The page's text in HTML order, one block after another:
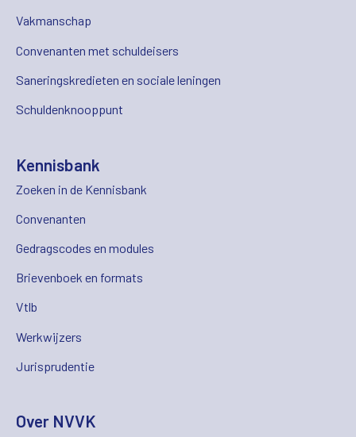
Vakmanschap
Convenanten met schuldeisers
Saneringskredieten en sociale leningen
Schuldenknooppunt
Kennisbank
Zoeken in de Kennisbank
Convenanten
Gedragscodes en modules
Brievenboek en formats
Vtlb
Werkwijzers
Jurisprudentie
Over NVVK